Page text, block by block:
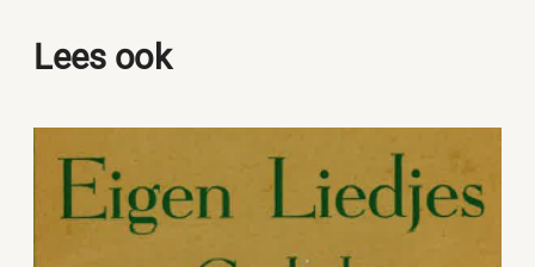
Lees ook